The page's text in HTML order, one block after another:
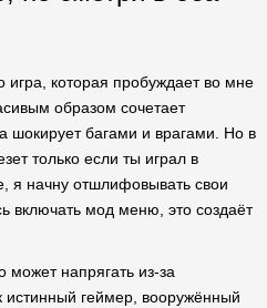
игра, которая пробуждает во мне
образом сочетает
шокирует багами и врагами. Но в
только если ты играл в
я начну отшлифовывать свои
включать мод меню, это создаёт
может напрягать из-за
геймер, вооружённый